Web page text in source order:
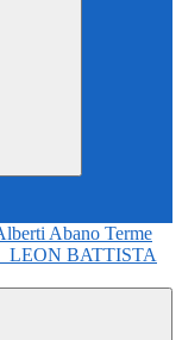
LEON BATTISTA